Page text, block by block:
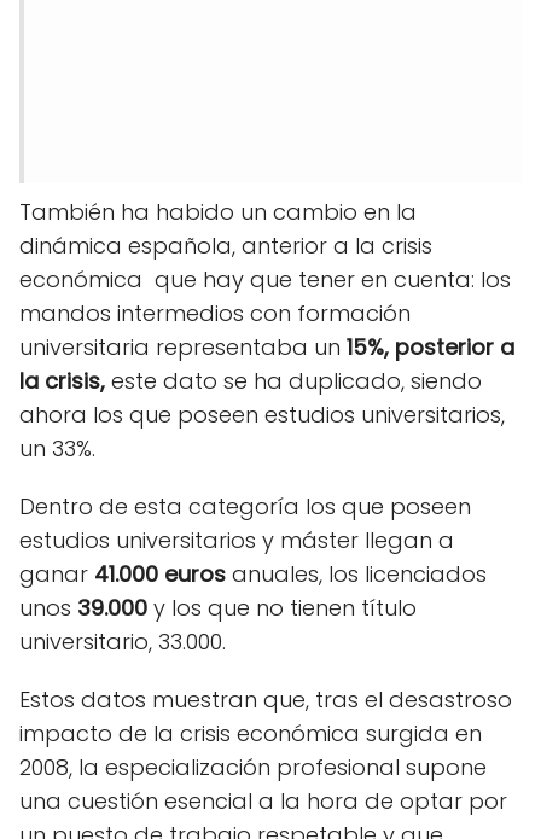
También ha habido un cambio en la
dinámica española, anterior a la crisis
económica que hay que tener en cuenta: los
mandos intermedios con formación
universitaria representaba un 15%, posterior a
la crisis, este dato se ha duplicado, siendo
ahora los que poseen estudios universitarios,
un 33%.
Dentro de esta categoría los que poseen
estudios universitarios y máster llegan a
ganar 41.000 euros anuales, los licenciados
unos 39.000 y los que no tienen título
universitario, 33.000.
Estos datos muestran que, tras el desastroso
impacto de la crisis económica surgida en
2008, la especialización profesional supone
una cuestión esencial a la hora de optar por